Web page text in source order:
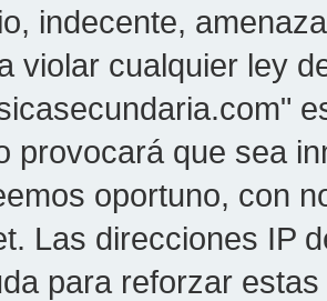
indecente,
violar cualquier ley
provocará que sea
oportuno, con
Las direcciones IP
para reforzar